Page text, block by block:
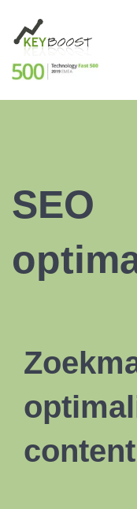
SEO